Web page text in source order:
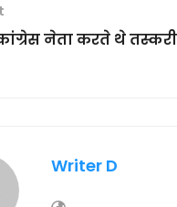
नेता करते थे
Writer D